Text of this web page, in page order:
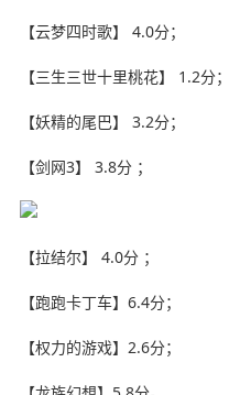
【云梦四时歌】 4.0分；
【三生三世十里桃花】 1.2分；
【妖精的尾巴】 3.2分；
【剑网3】 3.8分 ；
【拉结尔】 4.0分 ；
【跑跑卡丁车】6.4分；
【权力的游戏】2.6分；